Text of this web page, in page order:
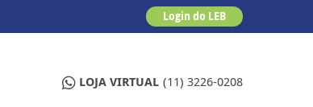
Login do LEB
LOJA VIRTUAL (11) 3226-0208